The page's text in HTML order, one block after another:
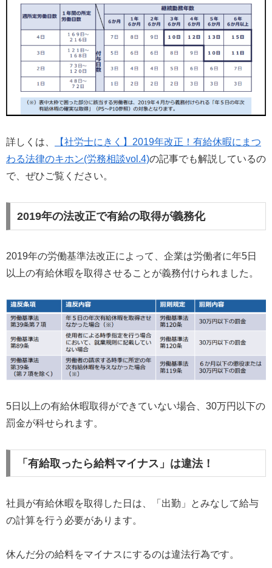
詳しくは、
【社労士にきく】2019年改正！有給休暇にまつ
わる法律のキホン(労務相談vol.4)の記事でも解説しているの
で、ぜひご覧ください。
2019年の法改正で有給の取得が義務化
2019年の労働基準法改正によって、企業は労働者に年5日
以上の有給休暇を取得させることが義務付けられました。
5日以上の有給休暇取得ができていない場合、30万円以下の
罰金が科せられます。
「有給取ったら給料マイナス」は違法！
社員が有給休暇を取得した日は、「出勤」とみなして給与
の計算を行う必要があります。
休んだ分の給料をマイナスにするのは違法行為です。